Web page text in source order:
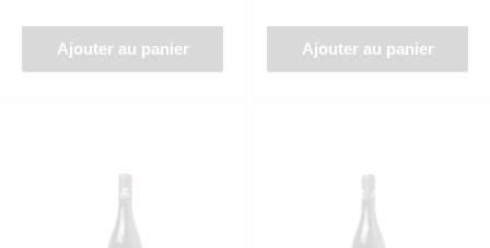
Ajouter au panier Ajouter au panier